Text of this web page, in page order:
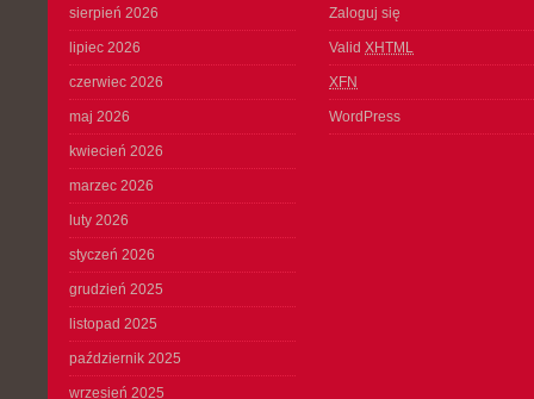
sierpień 2026
lipiec 2026
czerwiec 2026
maj 2026
kwiecień 2026
marzec 2026
luty 2026
styczeń 2026
grudzień 2025
listopad 2025
październik 2025
wrzesień 2025
Zaloguj się
Valid XHTML
XFN
WordPress